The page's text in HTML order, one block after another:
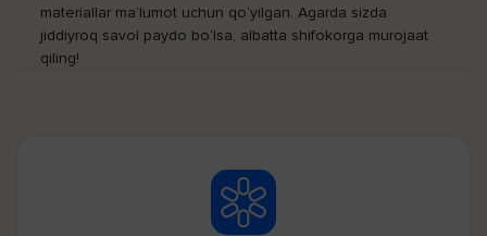
materiallar ma’lumot uchun qo‘yilgan. Agarda sizda
jiddiyroq savol paydo bo‘lsa, albatta shifokorga murojaat
qiling!